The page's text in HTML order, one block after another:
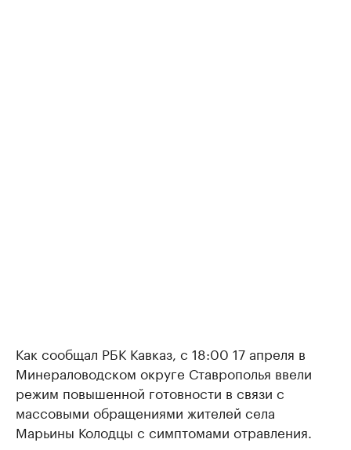
Как сообщал РБК Кавказ, с 18:00 17 апреля в
Минераловодском округе Ставрополья ввели
режим повышенной готовности в связи с
массовыми обращениями жителей села
Марьины Колодцы с симптомами отравления.